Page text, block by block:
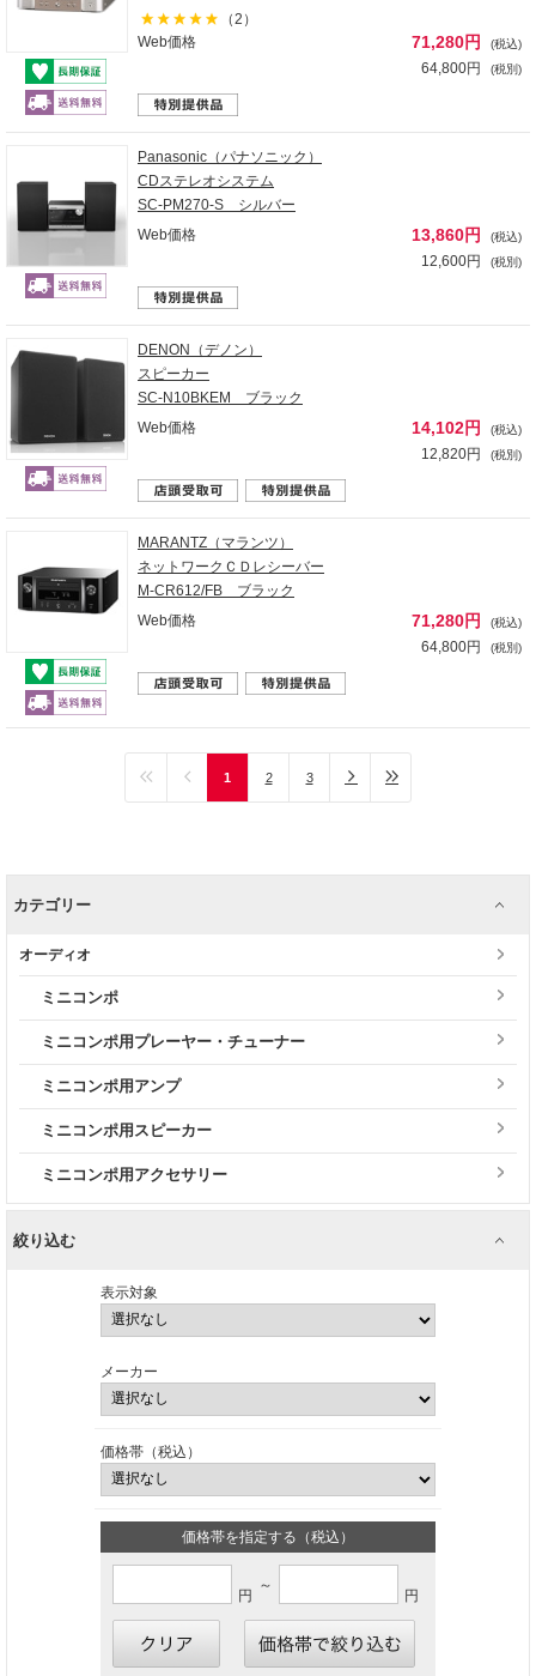
（2）
Web価格
71,280円 (税込)
64,800円 (税別)
Panasonic（パナソニック）
CDステレオシステム
SC-PM270-S シルバー
Web価格
13,860円 (税込)
12,600円 (税別)
DENON（デノン）
スピーカー
SC-N10BKEM ブラック
Web価格
14,102円 (税込)
12,820円 (税別)
MARANTZ（マランツ）
ネットワークＣＤレシーバー
M-CR612/FB ブラック
Web価格
71,280円 (税込)
64,800円 (税別)
1 2 3
カテゴリー
オーディオ
ミニコンポ
ミニコンポ用プレーヤー・チューナー
ミニコンポ用アンプ
ミニコンポ用スピーカー
ミニコンポ用アクセサリー
絞り込む
表示対象
メーカー
価格帯（税込）
価格帯を指定する（税込）
円
～
円